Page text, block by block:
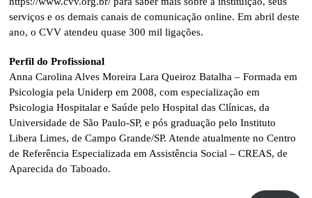
serviços e os demais canais de comunicação online. Em abril deste
ano, o CVV atendeu quase 300 mil ligações.
Perfil do Profissional
Anna Carolina Alves Moreira Lara Queiroz Batalha – Formada em
Psicologia pela Uniderp em 2008, com especialização em
Psicologia Hospitalar e Saúde pelo Hospital das Clínicas, da
Universidade de São Paulo-SP, e pós graduação pelo Instituto
Libera Limes, de Campo Grande/SP. Atende atualmente no Centro
de Referência Especializada em Assistência Social – CREAS, de
Aparecida do Taboado.